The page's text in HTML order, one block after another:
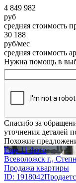
4 849 982
руб
средняя стоимость
30 188
руб/мес
средняя стоимость
Нужна помощь в
Спасибо за
уточнения деталей
Похожие
Еще 11 фото
Всеволожск г.,
Продажа квартиры
ID: